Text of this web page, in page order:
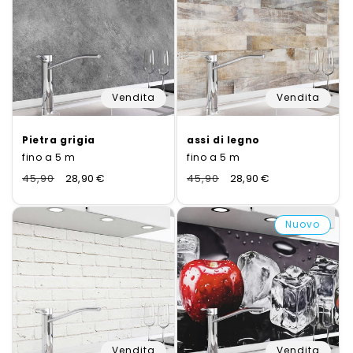
Vendita
Pietra grigia
fino a 5 m
Normaler
45,90 Verkaufspreis
28,90 €
Vendita
assi di legno
fino a 5 m
Normaler
45,90 Verkaufspreis
28,90 €
Vendita
Nuovo
Vendita